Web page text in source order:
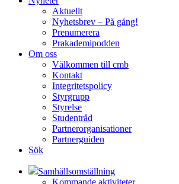
Aktuellt
Nyhetsbrev – På gång!
Prenumerera
Prakademipodden
Om oss
Välkommen till cmb
Kontakt
Integritetspolicy
Styrgrupp
Styrelse
Studentråd
Partnerorganisationer
Partnerguiden
Sök
Samhällsomställning
Kommande aktiviteter